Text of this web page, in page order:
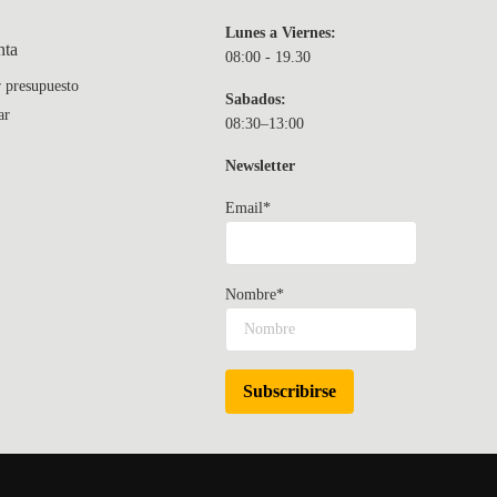
Lunes a Viernes:
08:00 - 19.30
Sabados:
08:30–13:00
Newsletter
Email*
Nombre*